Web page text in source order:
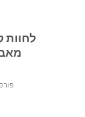
לחוות